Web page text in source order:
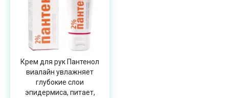
Крем для рук Пантенол
виалайн увлажняет
глубокие слои
эпидермиса, питает,